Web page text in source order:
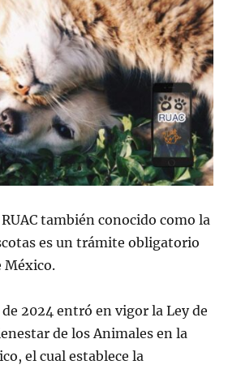
también conocido como la
es un trámite obligatorio
México.
2024 entró en vigor la Ley de
de los Animales en la
el cual establece la